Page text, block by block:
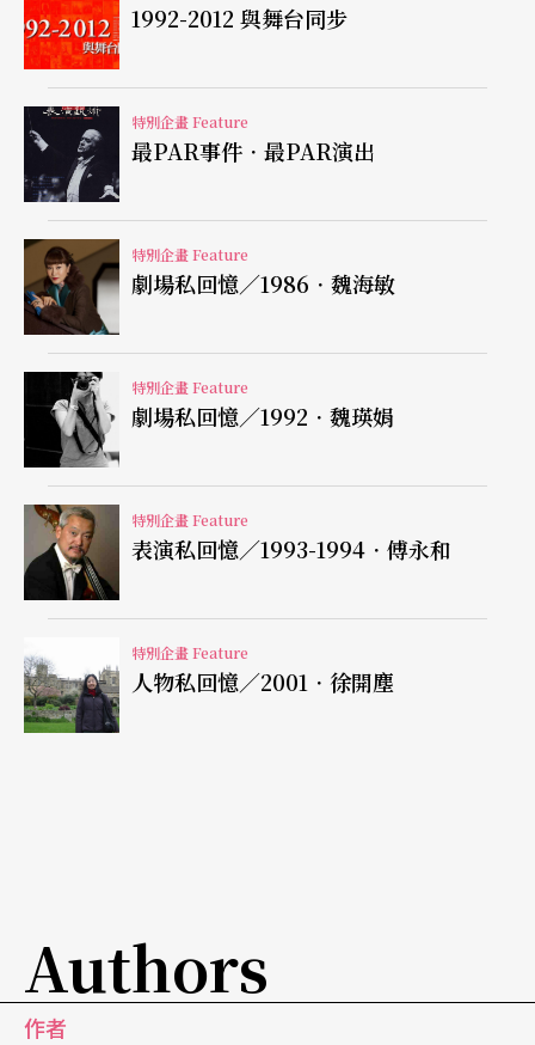
1992-2012 與舞台同步
特別企畫 Feature
最PAR事件．最PAR演出
特別企畫 Feature
劇場私回憶／1986．魏海敏
特別企畫 Feature
劇場私回憶／1992．魏瑛娟
特別企畫 Feature
表演私回憶／1993-1994．傅永和
特別企畫 Feature
人物私回憶／2001．徐開塵
Authors
作者